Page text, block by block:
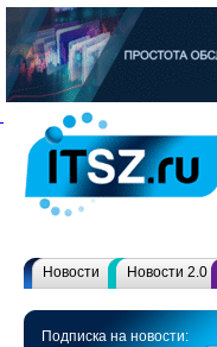
Новости Новости 2.0
Подписка на новости: